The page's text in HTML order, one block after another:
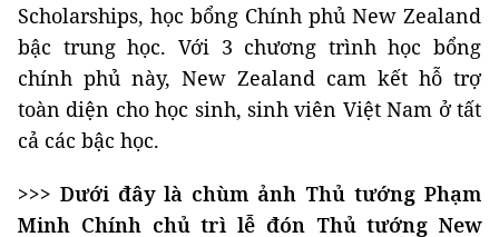
Scholarships, học bổng Chính phủ New Zealand
bậc trung học. Với 3 chương trình học bổng
chính phủ này, New Zealand cam kết hỗ trợ
toàn diện cho học sinh, sinh viên Việt Nam ở tất
cả các bậc học.
>>> Dưới đây là chùm ảnh Thủ tướng Phạm
Minh Chính chủ trì lễ đón Thủ tướng New